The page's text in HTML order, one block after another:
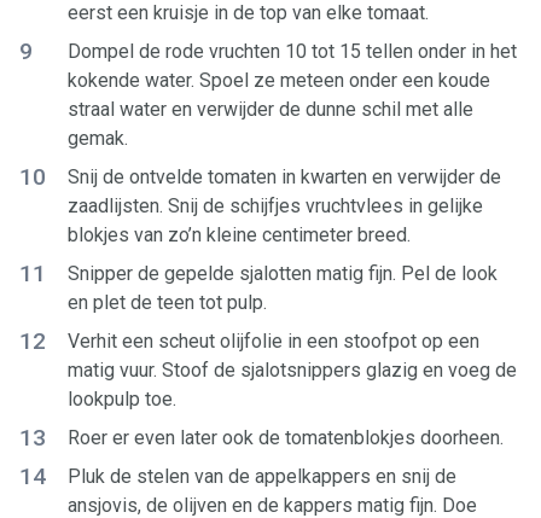
eerst een kruisje in de top van elke tomaat.
9
Dompel de rode vruchten 10 tot 15 tellen onder in het
kokende water. Spoel ze meteen onder een koude
straal water en verwijder de dunne schil met alle
gemak.
10
Snij de ontvelde tomaten in kwarten en verwijder de
zaadlijsten. Snij de schijfjes vruchtvlees in gelijke
blokjes van zo’n kleine centimeter breed.
11
Snipper de gepelde sjalotten matig fijn. Pel de look
en plet de teen tot pulp.
12
Verhit een scheut olijfolie in een stoofpot op een
matig vuur. Stoof de sjalotsnippers glazig en voeg de
lookpulp toe.
13 Roer er even later ook de tomatenblokjes doorheen.
14
Pluk de stelen van de appelkappers en snij de
ansjovis, de olijven en de kappers matig fijn. Doe